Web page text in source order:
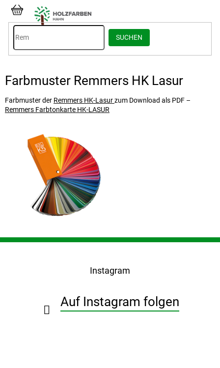
Inhalt
springen
SUCHEN
WARENKORB
Farbmuster Remmers HK Lasur
Farbmuster der Remmers HK-Lasurzum Download als PDF –
Remmers Farbtonkarte HK-LASUR
F
Instagram
Auf Instagram folgen